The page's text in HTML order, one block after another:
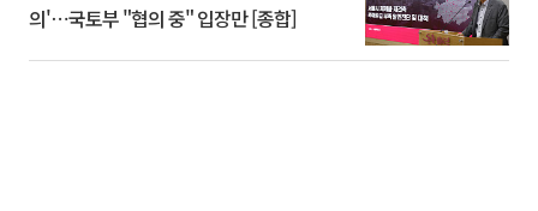
의'⋯국토부 "협의 중" 입장만 [종합]